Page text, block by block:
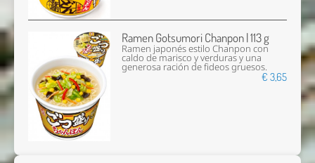
Ramen Gotsumori Chanpon | 113 g
Ramen japonés estilo Chanpon con
caldo de marisco y verduras y una
generosa ración de fideos gruesos.
€ 3,65